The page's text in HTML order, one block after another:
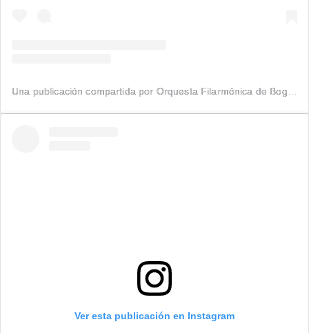
Ver esta publicación en Instagram